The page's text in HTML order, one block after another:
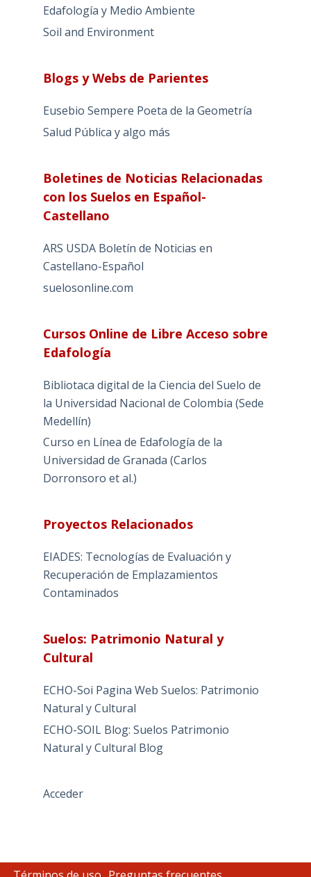
Edafología y Medio Ambiente
Soil and Environment
Blogs y Webs de Parientes
Eusebio Sempere Poeta de la Geometría
Salud Pública y algo más
Boletines de Noticias Relacionadas
con los Suelos en Español-
Castellano
ARS USDA Boletín de Noticias en
Castellano-Español
suelosonline.com
Cursos Online de Libre Acceso sobre
Edafología
Bibliotaca digital de la Ciencia del Suelo de
la Universidad Nacional de Colombia (Sede
Medellín)
Curso en Línea de Edafología de la
Universidad de Granada (Carlos
Dorronsoro et al.)
Proyectos Relacionados
EIADES: Tecnologías de Evaluación y
Recuperación de Emplazamientos
Contaminados
Suelos: Patrimonio Natural y
Cultural
ECHO-Soi Pagina Web Suelos: Patrimonio
Natural y Cultural
ECHO-SOIL Blog: Suelos Patrimonio
Natural y Cultural Blog
Acceder